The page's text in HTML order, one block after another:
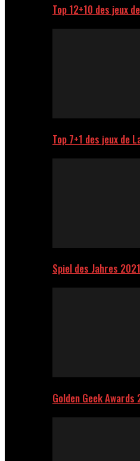
Top 12+10 des jeux
Top 7+1 des jeux de
Spiel des Jahres
Golden Geek